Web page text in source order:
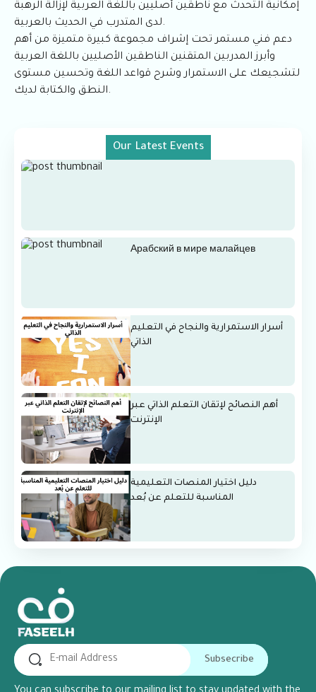
إمكانية التحدث مع ناطقين أصليين باللغة العربية لإزالة الرهبة
لدى المتدرب في الحديث بالعربية.
دعم فني مستمر تحت إشراف مجموعة كبيرة متميزة من أهم
وأبرز المدربين المتقنين الناطقين الأصليين باللغة العربية
لتشجيعك على الاستمرار وشرح قواعد اللغة وتحسين مستوى
النطق والكتابة لديك.
Our Latest Events
Арабский в мире малайцев
أسرار الاستمرارية والنجاح في التعليم
الذاتي
أهم النصائح لإتقان التعلم الذاتي عبر
الإنترنت
دليل اختيار المنصات التعليمية
المناسبة للتعلم عن بُعد
Subsecribe